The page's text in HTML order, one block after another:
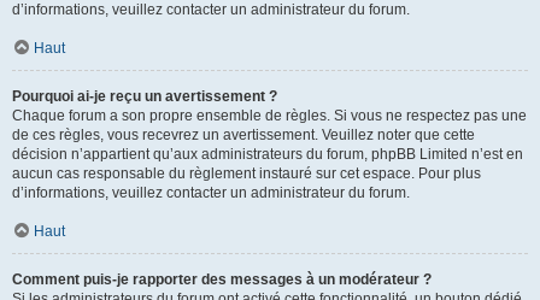
d’informations, veuillez contacter un administrateur du forum.
Haut
Pourquoi ai-je reçu un avertissement ?
Chaque forum a son propre ensemble de règles. Si vous ne respectez pas une
de ces règles, vous recevrez un avertissement. Veuillez noter que cette
décision n’appartient qu’aux administrateurs du forum, phpBB Limited n’est en
aucun cas responsable du règlement instauré sur cet espace. Pour plus
d’informations, veuillez contacter un administrateur du forum.
Haut
Comment puis-je rapporter des messages à un modérateur ?